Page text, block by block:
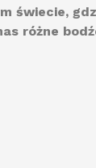
świecie,
różne